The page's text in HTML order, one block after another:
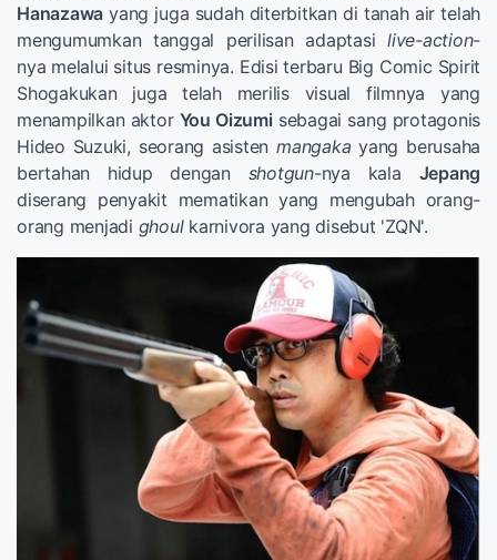
Hanazawa yang juga sudah diterbitkan di tanah air telah
mengumumkan tanggal perilisan adaptasi live-action-
nya melalui situs resminya. Edisi terbaru Big Comic Spirit
Shogakukan juga telah merilis visual filmnya yang
menampilkan aktor You Oizumi sebagai sang protagonis
Hideo Suzuki, seorang asisten mangaka yang berusaha
bertahan hidup dengan shotgun-nya kala Jepang
diserang penyakit mematikan yang mengubah orang-
orang menjadi ghoulkarnivora yang disebut 'ZQN'.